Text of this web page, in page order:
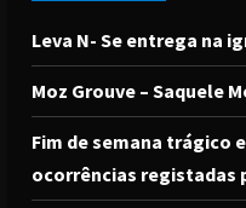
Leva N- Se entrega na
Moz Grouve – Saquele
Fim de semana trágico
ocorrências registadas